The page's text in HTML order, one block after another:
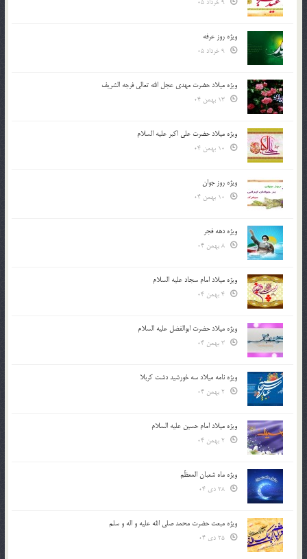
ویژه روز عرفه
ویژه میلاد حضرت مهدی عجل الله تعالی فرجه الشريف
ویژه میلاد حضرت علی اکبر علیه السلام
ویژه روز جوان
ویژه دهه فجر
ویژه میلاد امام سجاد علیه السلام
ویژه میلاد حضرت ابوالفضل علیه السلام
ویژه نامه میلاد سه خورشید دشت کربلا
ویژه میلاد امام حسین علیه السلام
ویژه ماه شعبان المعظّم
ویژه مبعث حضرت محمد صلی الله علیه و اله و سلم